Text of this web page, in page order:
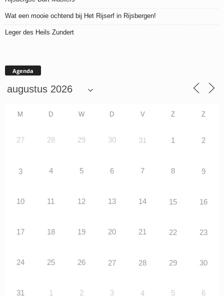
Wat een mooie ochtend bij Het Rijserf in Rijsbergen!
Leger des Heils Zundert
Agenda
M D W D V Z Z
27 28 29 30 31 1 2
3 4 5 6 7 8 9
10 11 12 13 14 15 16
17 18 19 20 21 22 23
24 25 26 27 28 29 30
31 1 2 3 4 5 6